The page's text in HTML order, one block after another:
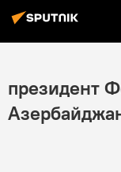
президент